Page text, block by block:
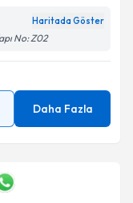
Haritada Göster
No: Z02
Daha Fazla